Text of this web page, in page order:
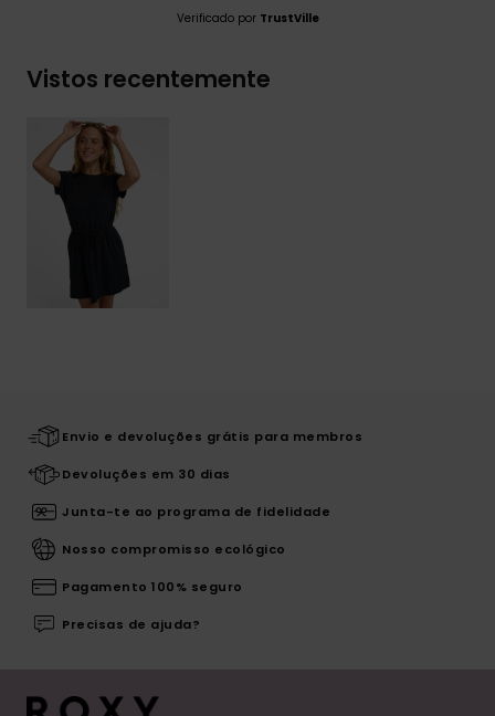
Verificado por TrustVille
Vistos recentemente
Envio e devoluções grátis para membros
Devoluções em 30 dias
Junta-te ao programa de fidelidade
Nosso compromisso ecológico
Pagamento 100% seguro
Precisas de ajuda?